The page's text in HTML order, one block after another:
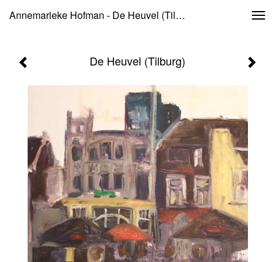
Annemarieke Hofman - De Heuvel (Tilburg)
De Heuvel (Tilburg)